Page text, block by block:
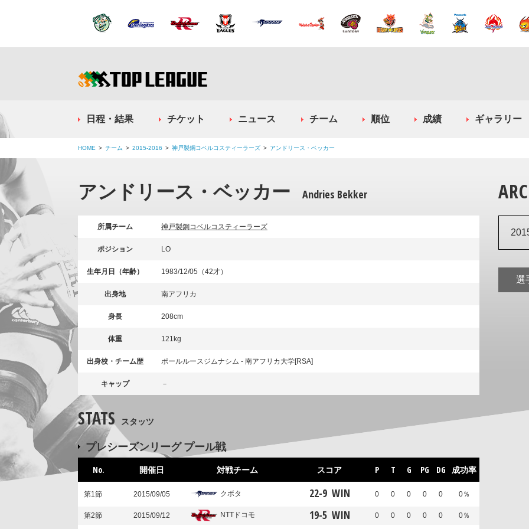
日程・結果 チケット ニュース チーム 順位 成績 ギャラリー
HOME チーム 2015-2016 神戸製鋼コベルコスティーラーズ アンドリース・ベッカー
アンドリース・ベッカー Andries Bekker
所属チーム 神戸製鋼コベルコスティーラーズ
ポジション LO
生年月日（年齢） 1983/12/05（42才）
出身地 南アフリカ
身長 208cm
体重 121kg
出身校・チーム歴 ポールルースジムナシム - 南アフリカ大学[RSA]
キャップ －
STATS スタッツ
プレシーズンリーグ プール戦
No. 開催日 対戦チーム スコア P T G PG DG 成功率
第1節 2015/09/05 クボタ 22-9 WIN 0 0 0 0 0 0％
第2節 2015/09/12 NTTドコモ 19-5 WIN 0 0 0 0 0 0％
選